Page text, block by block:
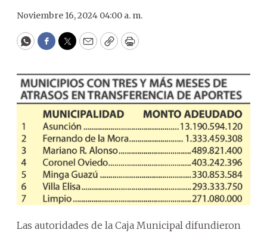
Noviembre 16, 2024 04:00 a. m.
WhatsApp
Facebook
Twitter
EmailCopyPrint
Las autoridades de la Caja Municipal difundieron